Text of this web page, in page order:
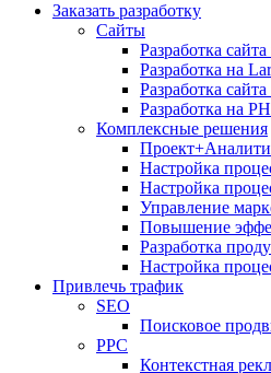
Заказать разработку
Сайты
Разработка
Разработка на
Разработка
Разработка на
Комплексные решения
Настройка
Настройка
Управление
Повышение
Разработка
Настройка
Привлечь трафик
SEO
Поисковое
PPC
Контекстная